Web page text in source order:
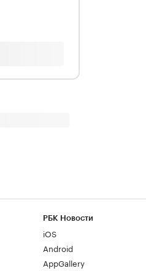
РБК Новости
iOS
Android
AppGallery